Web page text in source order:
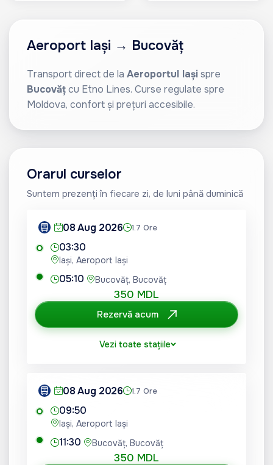
Aeroport Iași → Bucovăț
Transport direct de la Aeroportul Iașispre
Bucovățcu Etno Lines. Curse regulate spre
Moldova, confort și prețuri accesibile.
Orarul curselor
Suntem prezenți în fiecare zi, de luni până duminică
08 Aug 2026 1.7 Ore
03:30
Iași, Aeroport Iași
05:10 Bucovăț, Bucovăț
350 MDL
Rezervă acum
Vezi toate stațiile
08 Aug 2026 1.7 Ore
09:50
Iași, Aeroport Iași
11:30 Bucovăț, Bucovăț
350 MDL